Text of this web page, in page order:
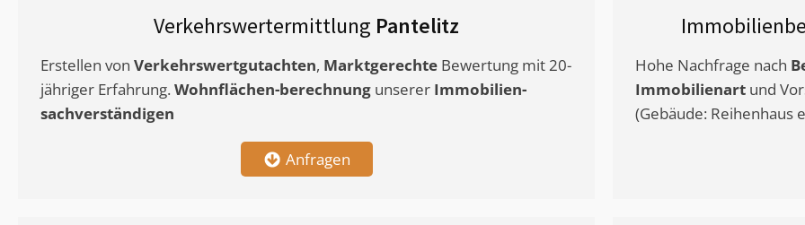
Verkehrswertermittlung Pantelitz
Erstellen von Verkehrswertgutachten, Marktgerechte Bewertung mit 20-
jähriger Erfahrung. Wohnflächen-berechnung unserer Immobilien-
sachverständigen
Anfragen
Hohe Nachfrage nach
Immobilienart und
(Gebäude: Reihenhaus